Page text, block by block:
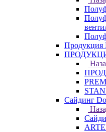
Продукция
Сайдинг